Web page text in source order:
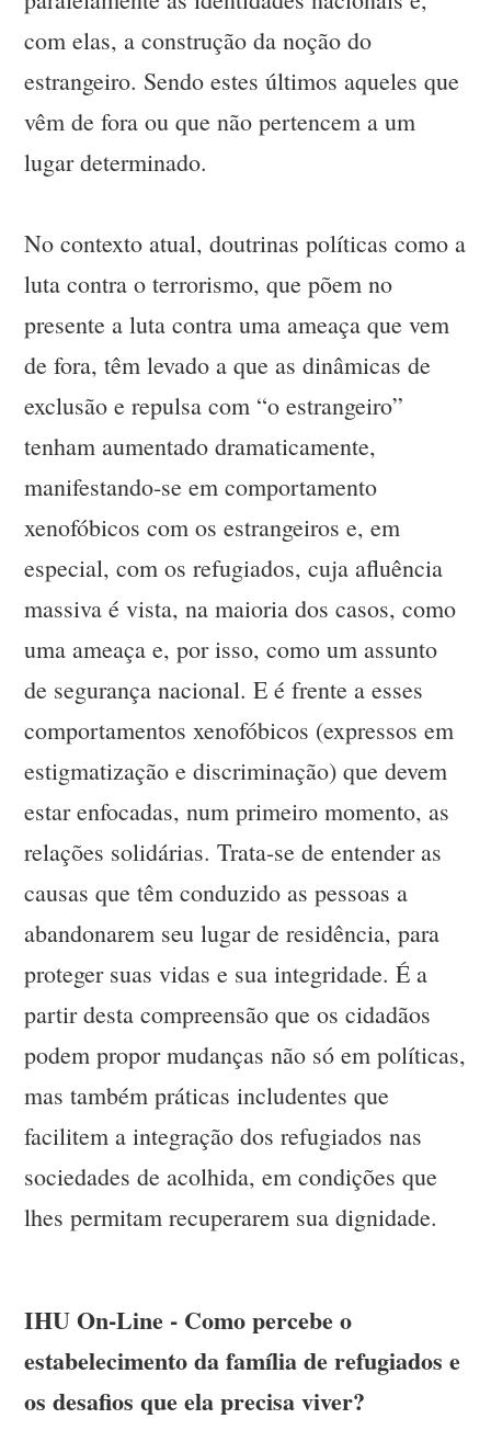
com elas, a construção da noção do
estrangeiro. Sendo estes últimos aqueles que
vêm de fora ou que não pertencem a um
lugar determinado.
No contexto atual, doutrinas políticas como a
luta contra o terrorismo, que põem no
presente a luta contra uma ameaça que vem
de fora, têm levado a que as dinâmicas de
exclusão e repulsa com “o estrangeiro”
tenham aumentado dramaticamente,
manifestando-se em comportamento
xenofóbicos com os estrangeiros e, em
especial, com os refugiados, cuja afluência
massiva é vista, na maioria dos casos, como
uma ameaça e, por isso, como um assunto
de segurança nacional. E é frente a esses
comportamentos xenofóbicos (expressos em
estigmatização e discriminação) que devem
estar enfocadas, num primeiro momento, as
relações solidárias. Trata-se de entender as
causas que têm conduzido as pessoas a
abandonarem seu lugar de residência, para
proteger suas vidas e sua integridade. É a
partir desta compreensão que os cidadãos
podem propor mudanças não só em políticas,
mas também práticas includentes que
facilitem a integração dos refugiados nas
sociedades de acolhida, em condições que
lhes permitam recuperarem sua dignidade.
IHU On-Line - Como percebe o
estabelecimento da família de refugiados e
os desafios que ela precisa viver?